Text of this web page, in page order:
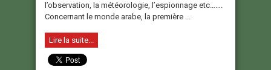
l’observation, la météorologie, l’espionnage etc…….
Concernant le monde arabe, la première ...
Lire la suite...